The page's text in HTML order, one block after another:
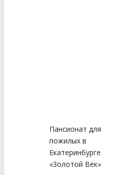
Пансионат для
пожилых в
Екатеринбурге
«Золотой Век»